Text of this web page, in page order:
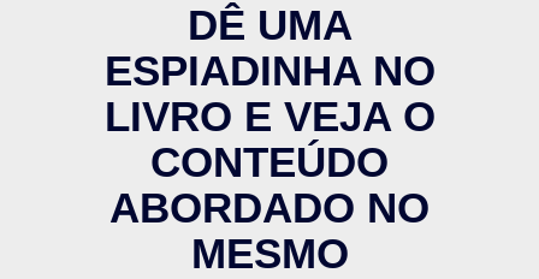
DÊ UMA
ESPIADINHA NO
LIVRO E VEJA O
CONTEÚDO
ABORDADO NO
MESMO